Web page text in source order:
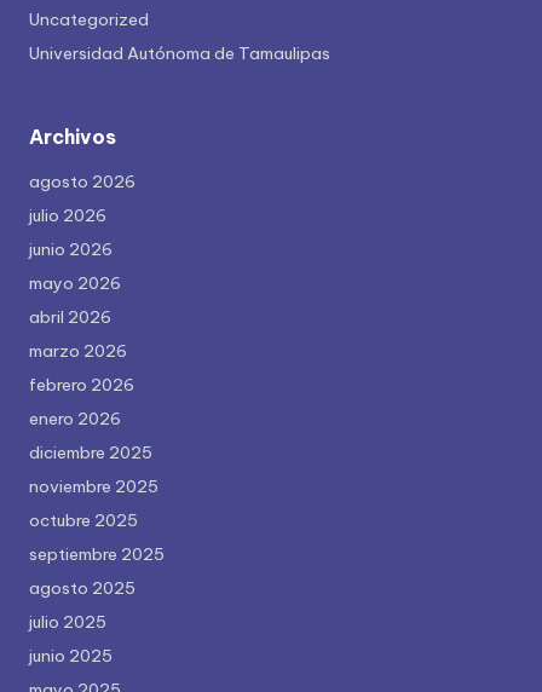
Uncategorized
Universidad Autónoma de Tamaulipas
Archivos
agosto 2026
julio 2026
junio 2026
mayo 2026
abril 2026
marzo 2026
febrero 2026
enero 2026
diciembre 2025
noviembre 2025
octubre 2025
septiembre 2025
agosto 2025
julio 2025
junio 2025